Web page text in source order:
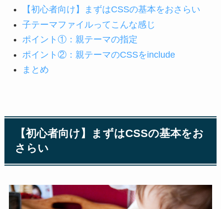
【初心者向け】まずはCSSの基本をおさらい
子テーマファイルってこんな感じ
ポイント①：親テーマの指定
ポイント②：親テーマのCSSをinclude
まとめ
【初心者向け】まずはCSSの基本をお
さらい